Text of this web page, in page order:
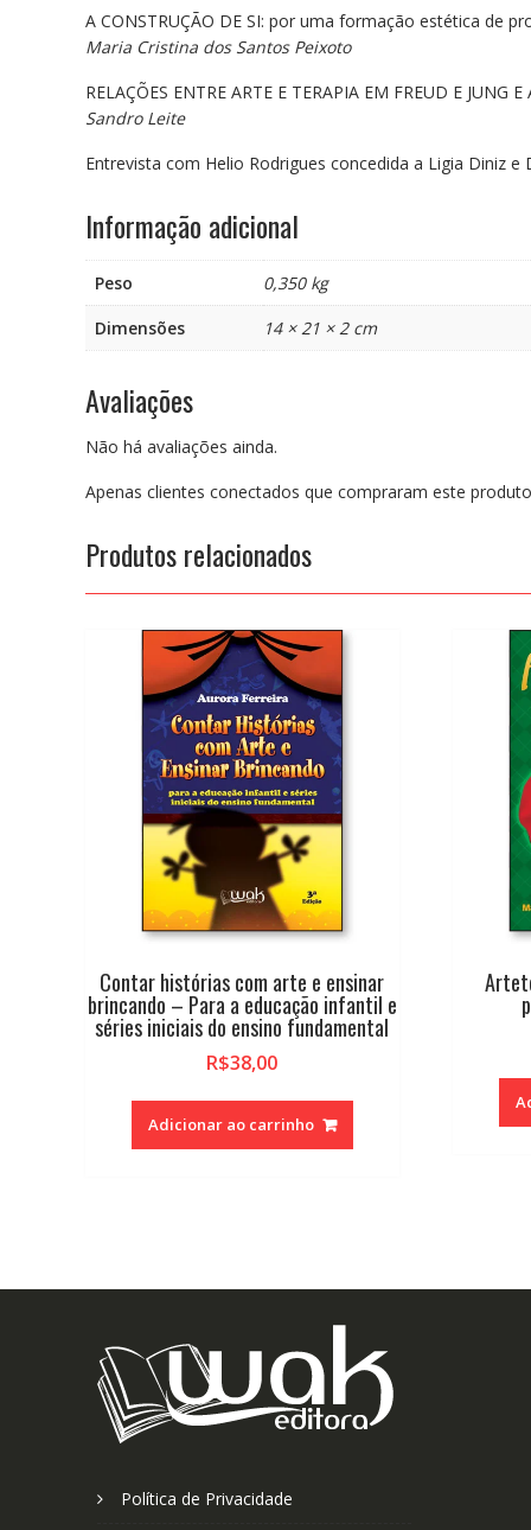
A CONSTRUÇÃO DE SI: por uma formação estética de
Maria Cristina dos Santos Peixoto
RELAÇÕES ENTRE ARTE E TERAPIA EM FREUD E JUNG E
Sandro Leite
Entrevista com Helio Rodrigues concedida a Ligia Diniz e
Informação adicional
Peso
0,350 kg
Dimensões
14 × 21 × 2 cm
Avaliações
Não há avaliações ainda.
Apenas clientes conectados que compraram este
Produtos relacionados
Contar histórias com arte e ensinar
brincando – Para a educação infantil e
séries iniciais do ensino fundamental
R$38,00
Adicionar ao carrinho
Política de Privacidade